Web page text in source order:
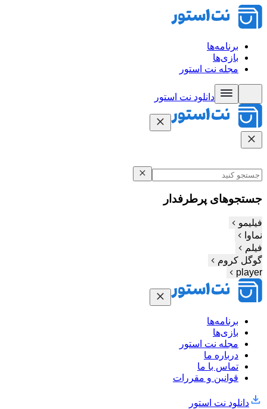
برنامه‌ها
بازی‌ها
مجله نت استور
دانلود نت‌ استور
جستجوهای پرطرفدار
فیلیمو
نماوا
فیلم‌
گوگل کروم
player
برنامه‌ها
بازی‌ها
مجله نت استور
درباره ما
تماس با ما
قوانین و مقررات
دانلود نت‌ استور